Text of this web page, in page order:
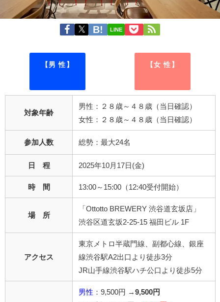
LINE
【男 性】 【女 性】
対象年齢
男性：２８歳～４８歳（当日確認）
女性：２８歳～４８歳（当日確認）
参加人数 総勢：最大24名
日 程 2025年10月17日(金)
時 間 13:00～15:00（12:40受付開始）
場 所
「Ottotto BREWERY 渋谷道玄坂店」
渋谷区道玄坂2-25-15 福田ビル 1F
アクセス
東京メトロ半蔵門線、副都心線、銀座
線渋谷駅A2出口より徒歩3分
JR山手線渋谷駅ハチ公口より徒歩5分
男性 ：9,500円 → 9,500円